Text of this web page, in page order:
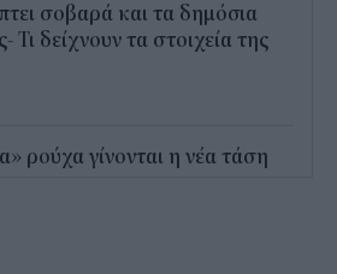
σοβαρά και τα δημόσια
Τι δείχνουν τα στοιχεία της
ρούχα γίνονται η νέα τάση